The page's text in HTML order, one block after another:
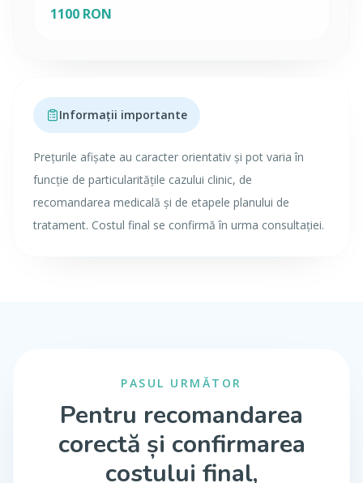
1100 RON
Informații importante
Prețurile afișate au caracter orientativ și pot varia în
funcție de particularitățile cazului clinic, de
recomandarea medicală și de etapele planului de
tratament. Costul final se confirmă în urma consultației.
PASUL URMĂTOR
Pentru recomandarea
corectă și confirmarea
costului final,